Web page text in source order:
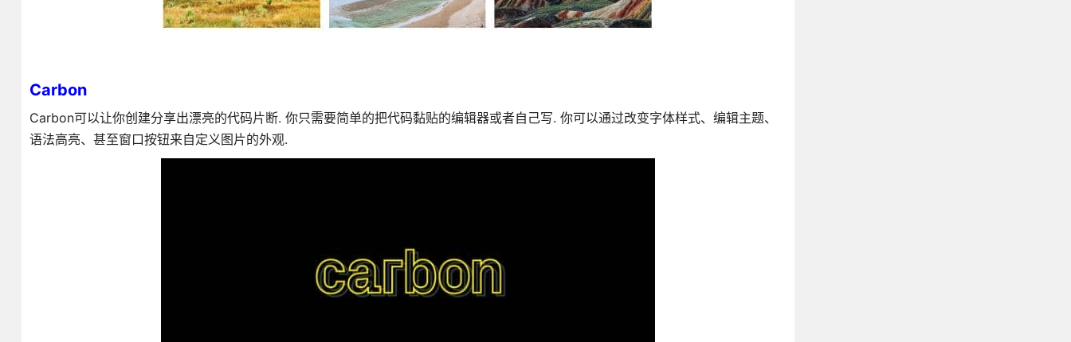
Carbon
Carbon可以让你创建分享出漂亮的代码片断. 你只需要简单的把代码黏贴的编辑器或者自己写. 你可以通过改变字体样式、编辑主题、
语法高亮、甚至窗口按钮来自定义图片的外观.